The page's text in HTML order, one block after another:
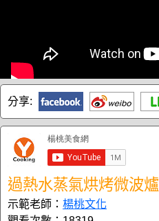
分享:
過熱水蒸氣烘烤微波爐
示範老師： 楊桃文化